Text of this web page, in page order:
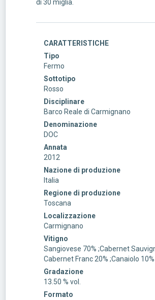
di 30 miglia.
CARATTERISTICHE
Tipo
Fermo
Sottotipo
Rosso
Disciplinare
Barco Reale di Carmignano
Denominazione
DOC
Annata
2012
Nazione di produzione
Italia
Regione di produzione
Toscana
Localizzazione
Carmignano
Vitigno
Sangiovese 70% ;Cabernet
Cabernet Franc 20% ;Canaiolo 10%
Gradazione
13.50 % vol.
Formato